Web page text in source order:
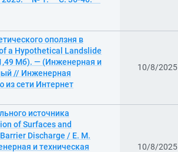
оползня в
a Hypothetical Landslide
Мб). — (Инженерная и
// Инженерная
из сети Интернет
10/8/2025
источника
of Surfaces and
Discharge / Е. М.
и техническая
10/8/2025